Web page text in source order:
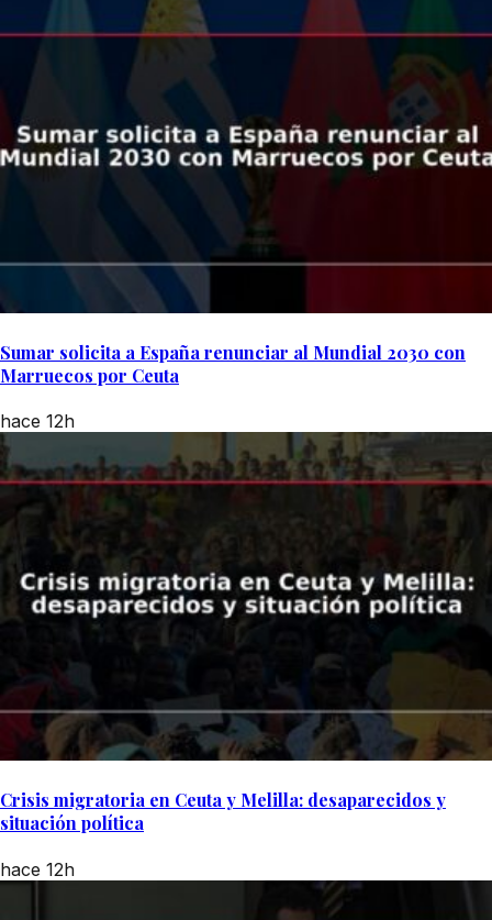
Sumar solicita a España renunciar al Mundial 2030 con
Marruecos por Ceuta
hace 12h
Crisis migratoria en Ceuta y Melilla: desaparecidos y
situación política
hace 12h